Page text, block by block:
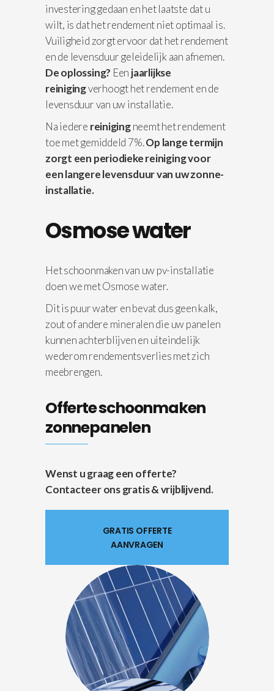
investering gedaan en het laatste dat u
wilt, is dat het rendement niet optimaal is.
Vuiligheid zorgt ervoor dat het rendement
en de levensduur geleidelijk aan afnemen.
De oplossing? Een jaarlijkse
reinigingverhoogt het rendement en de
levensduur van uw installatie.
Na iedere reinigingneemt het rendement
toe met gemiddeld 7%.Op lange termijn
zorgt een periodieke reiniging voor
een langere levensduur van uw zonne-
installatie.
Osmose water
Het schoonmaken van uw pv-installatie
doen we met Osmose water.
Dit is puur water en bevat dus geen kalk,
zout of andere mineralen die uw panelen
kunnen achterblijven en uiteindelijk
wederom rendementsverlies met zich
meebrengen.
Offerte schoonmaken
zonnepanelen
Wenst u graag een offerte?
Contacteer ons gratis & vrijblijvend.
GRATIS OFFERTE
AANVRAGEN